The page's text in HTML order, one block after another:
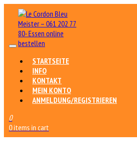
STARTSEITE
INFO
KONTAKT
MEIN KONTO
ANMELDUNG/REGISTRIEREN
0
0 items in cart